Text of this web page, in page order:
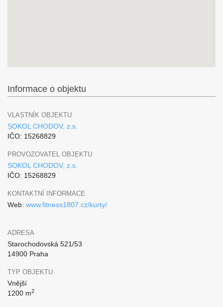
Informace o objektu
VLASTNÍK OBJEKTU
SOKOL CHODOV, z.s.
IČO: 15268829
PROVOZOVATEL OBJEKTU
SOKOL CHODOV, z.s.
IČO: 15268829
KONTAKTNÍ INFORMACE
Web: www.fitness1807.cz/kurty/
ADRESA
Starochodovská 521/53
14900 Praha
TYP OBJEKTU
Vnější
1200 m2